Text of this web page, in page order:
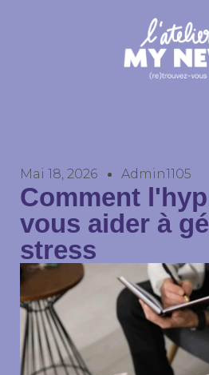
Mai 18, 2026 Admin1105
Comment
vous aider à
stress